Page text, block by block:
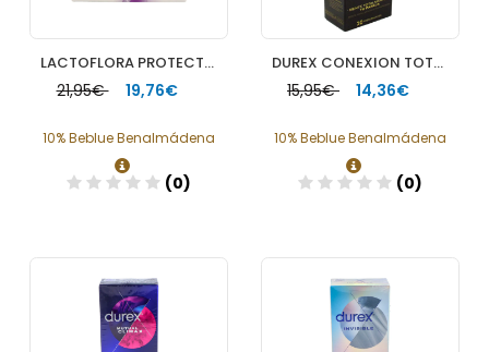
LACTOFLORA PROTECTOR INTIMO 20 CAPSULAS
21,95€ 19,76€
10% Beblue Benalmádena
(0)
DUREX CONEXION TOTAL 10 PRESERVATIVOS
15,95€ 14,36€
10% Beblue Benalmádena
(0)